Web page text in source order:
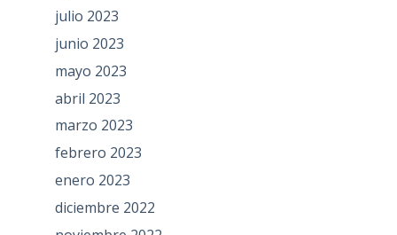
julio 2023
junio 2023
mayo 2023
abril 2023
marzo 2023
febrero 2023
enero 2023
diciembre 2022